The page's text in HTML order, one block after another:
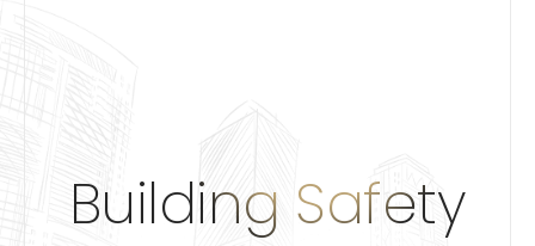
Building Safety